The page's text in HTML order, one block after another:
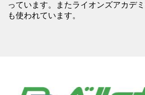
っています。またライオンズアカデ
も使われています。